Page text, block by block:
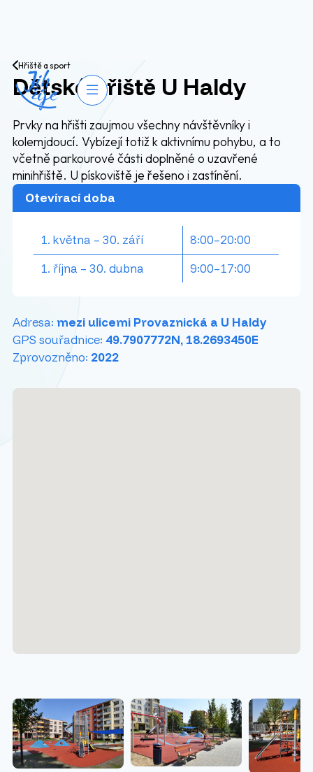
Přejít na obsah
Otevřít navigaci
Hřiště a sport
Dětské hřiště U Haldy
Prvky na hřišti zaujmou všechny návštěvníky i
kolemjdoucí. Vybízejí totiž k aktivnímu pohybu, a to
včetně parkourové části doplněné o uzavřené
minihřiště. U pískoviště je řešeno i zastínění.
Otevírací doba
1. května – 30. září
8:00–20:00
1. října – 30. dubna
9:00–17:00
Adresa: mezi ulicemi Provaznická a U Haldy
GPS souřadnice: 49.7907772N, 18.2693450E
Zprovozněno: 2022